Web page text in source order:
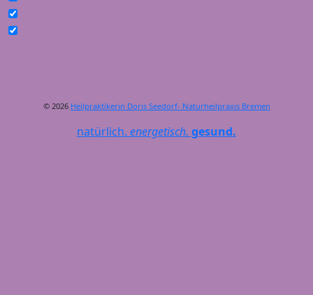
© 2026 Heilpraktikerin Doris Seedorf- Naturheilpraxis Bremen
natürlich. energetisch. gesund.